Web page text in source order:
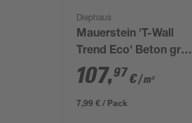
Diephaus
Mauerstein 'T-Wall
Trend Eco' Beton grau
45 x 22,5 x 16,5 cm
107,97€/ m²
7,99 € / Pack